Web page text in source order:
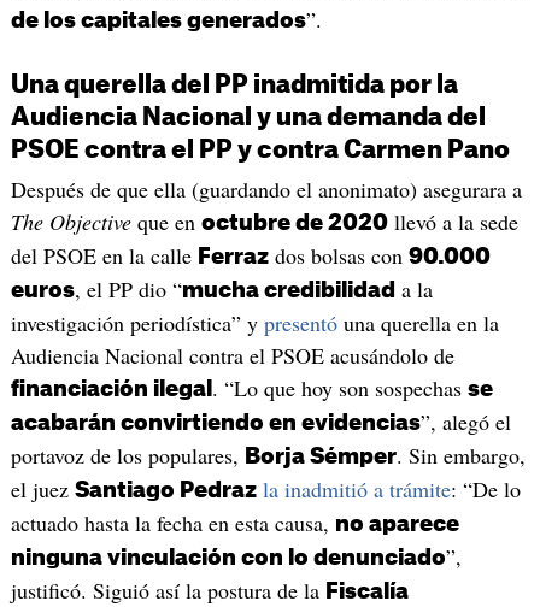
de los capitales generados”.
Una querella del PP inadmitida por la
Audiencia Nacional y una demanda del
PSOE contra el PP y contra Carmen Pano
Después de que ella (guardando el anonimato) asegurara a
The Objectiveque en octubre de 2020llevó a la sede
del PSOE en la calle Ferrazdos bolsas con 90.000
euros, el PP dio “mucha credibilidad a la
investigación periodística” y presentóuna querella en la
Audiencia Nacional contra el PSOE acusándolo de
financiación ilegal . “Lo que hoy son sospechas se
acabarán convirtiendo en evidencias”, alegó el
portavoz de los populares, Borja Sémper. Sin embargo,
el juez Santiago Pedraz la inadmitió a trámite: “De lo
actuado hasta la fecha en esta causa, no aparece
ninguna vinculación con lo denunciado”,
justificó. Siguió así la postura de la Fiscalía